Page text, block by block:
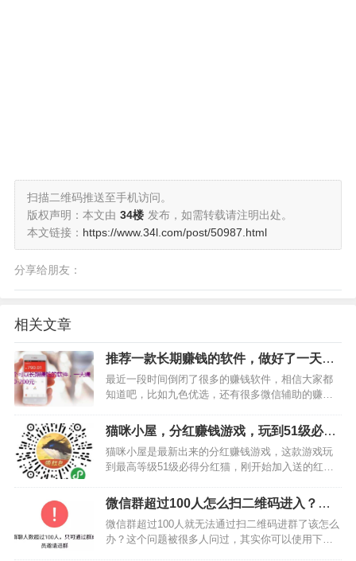
扫描二维码推送至手机访问。
版权声明：本文由 34楼 发布，如需转载请注明出处。
本文链接： https://www.34l.com/post/50987.html
分享给朋友：
相关文章
推荐一款长期赚钱的软件，做好了一天赚
100元到200元上下
最近一段时间倒闭了很多的赚钱软件，相信大家都
知道吧，比如九色优选，还有很多微信辅助的赚钱
常，毕竟不是很正规，不过，大家辛辛苦苦推了那
么久，好不容易有点收入了，而这类软件就倒闭
了，这实在让大家心里很…
猫咪小屋，分红赚钱游戏，玩到51级必得
分红猫
猫咪小屋是最新出来的分红赚钱游戏，这款游戏玩
到最高等级51级必得分红猫，刚开始加入送的红包
了12元多，真的非常不错的一款手游，大家如果喜
欢玩分红赚钱游戏，那就赶紧下载这款来玩下吧，
绝对比同类游戏收…
微信群超过100人怎么扫二维码进入？你
可以通过这两个方法解决
微信群超过100人就无法通过扫二维码进群了该怎么
办？这个问题被很多人问过，其实你可以使用下面